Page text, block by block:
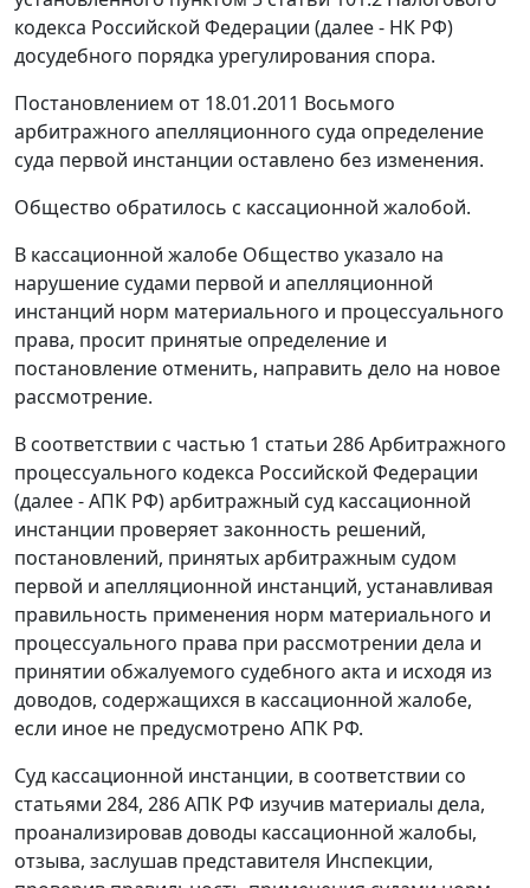
кодекса Российской Федерации (далее - НК РФ)
досудебного порядка урегулирования спора.
Постановлением от 18.01.2011 Восьмого
арбитражного апелляционного суда определение
суда первой инстанции оставлено без изменения.
Общество обратилось с кассационной жалобой.
В кассационной жалобе Общество указало на
нарушение судами первой и апелляционной
инстанций норм материального и процессуального
права, просит принятые определение и
постановление отменить, направить дело на новое
рассмотрение.
В соответствии с частью 1 статьи 286Арбитражного
процессуального кодекса Российской Федерации
(далее - АПК РФ) арбитражный суд кассационной
инстанции проверяет законность решений,
постановлений, принятых арбитражным судом
первой и апелляционной инстанций, устанавливая
правильность применения норм материального и
процессуального права при рассмотрении дела и
принятии обжалуемого судебного акта и исходя из
доводов, содержащихся в кассационной жалобе,
если иное не предусмотрено АПК РФ.
Суд кассационной инстанции, в соответствии со
статьями 284, 286АПК РФ изучив материалы дела,
проанализировав доводы кассационной жалобы,
отзыва, заслушав представителя Инспекции,